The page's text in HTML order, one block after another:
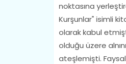
noktasına
Kurşunlar" isimli
olarak kabul
olduğu üzere
ateşlemişti.